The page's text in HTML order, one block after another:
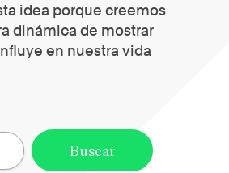
idea porque creemos
dinámica de mostrar
en nuestra vida